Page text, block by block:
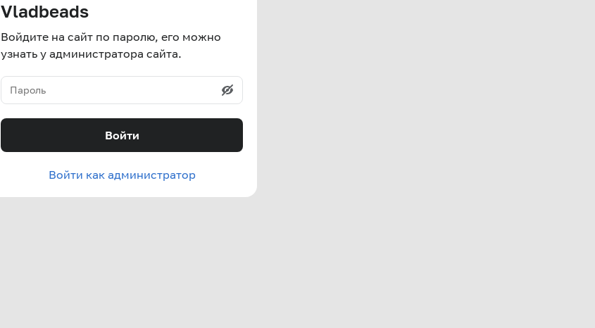
Vladbeads
Войдите на сайт по паролю, его можно
узнать у администратора сайта.
Войти
Войти как администратор